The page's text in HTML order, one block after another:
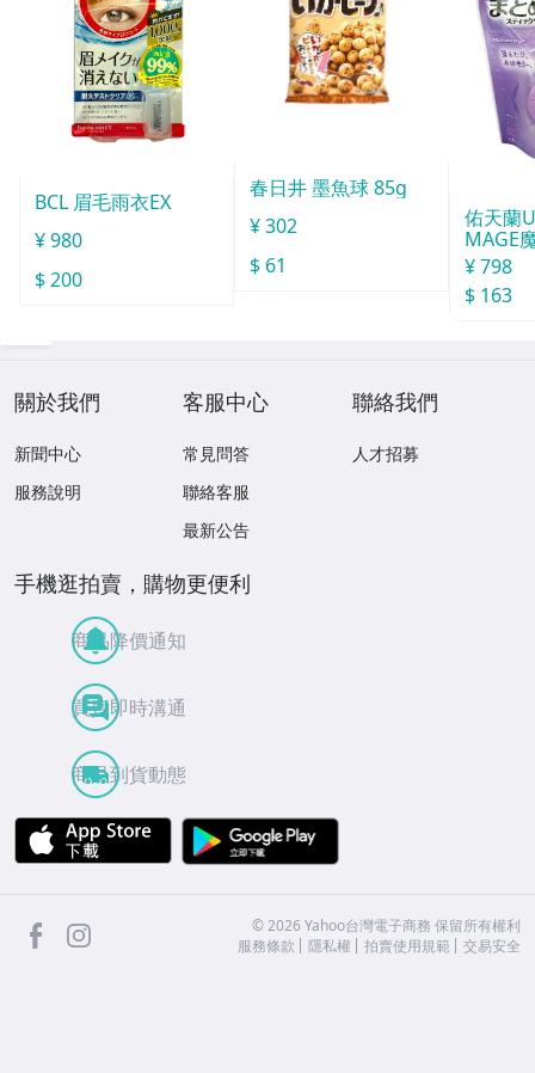
BCL 眉毛雨衣EX
¥ 980
$ 200
春日井 墨魚球 85g
¥ 302
$ 61
佑天蘭
MAGE
型 白色
¥ 798
$ 163
關於我們
新聞中心
服務說明
客服中心
常見問答
聯絡客服
最新公告
聯絡我們
人才招募
手機逛拍賣，購物更便利
商品降價通知
買賣即時溝通
商品到貨動態
APP Store
facebook ©2026 Yahoo台灣電子商務 保留所有權利
服務條款
隱私權 拍賣使用規範 交易安全